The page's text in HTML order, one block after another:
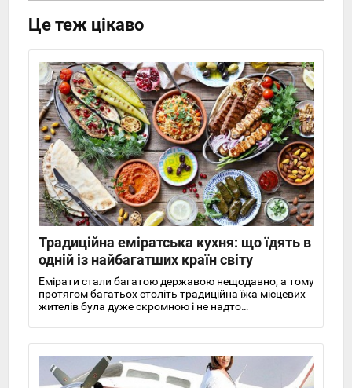
Це теж цікаво
Традиційна еміратська кухня: що їдять в
одній із найбагатших країн світу
Емірати стали багатою державою нещодавно, а тому
протягом багатьох століть традиційна їжа місцевих
жителів була дуже скромною і не надто
одна зі світових гастрономічних столиць. Тут справді
рай для гурманів.